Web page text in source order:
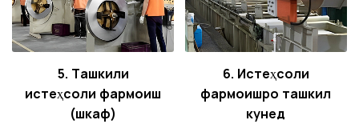
5. Ташкили
истеҳсоли фармоиш
(шкаф)
6. Истеҳсоли
фармоишро ташкил
кунед